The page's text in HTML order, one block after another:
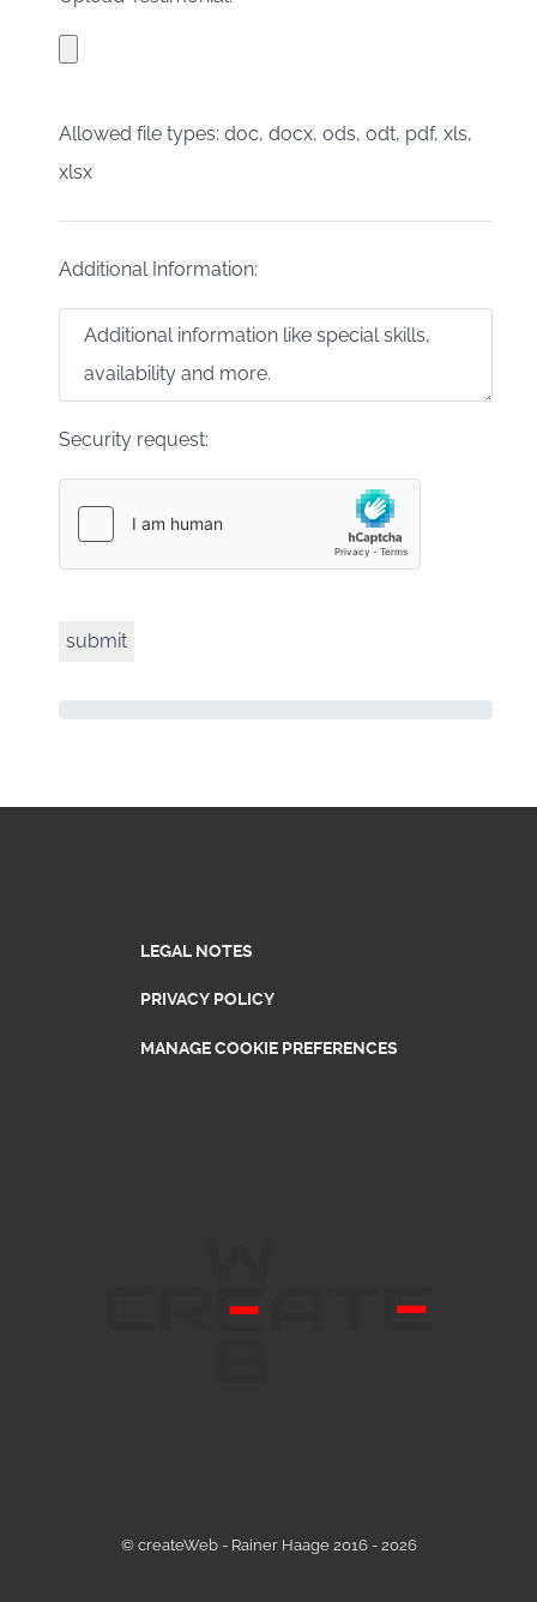
Allowed file types: doc, docx, ods, odt, pdf, xls,
xlsx
Additional Information:
Security request:
LEGAL NOTES
PRIVACY POLICY
MANAGE COOKIE PREFERENCES
© createWeb - Rainer Haage 2016 - 2026